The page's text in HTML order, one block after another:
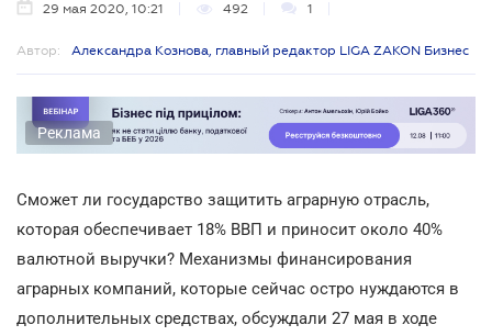
29 мая 2020, 10:21 492 1
Автор: Александра Кознова, главный редактор LIGA ZAKON Бизнес
Реклама
Сможет ли государство защитить аграрную отрасль,
которая обеспечивает 18% ВВП и приносит около 40%
валютной выручки? Механизмы финансирования
аграрных компаний, которые сейчас остро нуждаются в
дополнительных средствах, обсуждали 27 мая в ходе